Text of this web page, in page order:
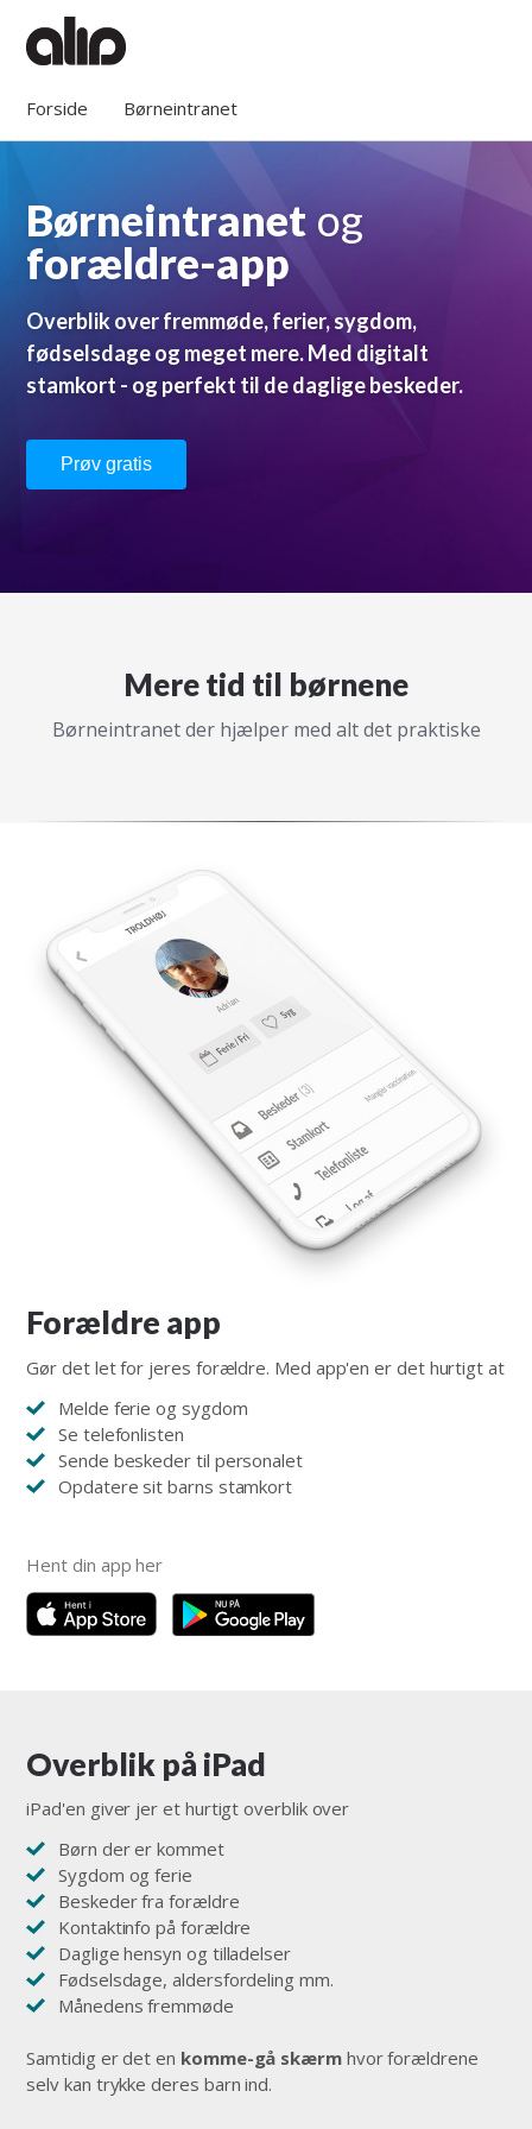
Forside Børneintranet
Børneintranet og
forældre-app
Overblik over fremmøde, ferier, sygdom,
fødselsdage og meget mere.Med digitalt
stamkort - og perfekt til de daglige beskeder.
Prøv gratis
Mere tid til børnene
Børneintranet der hjælper med alt det praktiske
Forældre app
Gør det let for jeres forældre. Med app'en er det hurtigt at
Melde ferie og sygdom
Se telefonlisten
Sende beskeder til personalet
Opdatere sit barns stamkort
Hent din app her
Overblik på iPad
iPad'en giver jer et hurtigt overblik over
Børn der er kommet
Sygdom og ferie
Beskeder fra forældre
Kontaktinfo på forældre
Daglige hensyn og tilladelser
Fødselsdage, aldersfordeling mm.
Månedens fremmøde
Samtidig er det en komme-gå skærmhvor forældrene
selv kan trykke deres barn ind.